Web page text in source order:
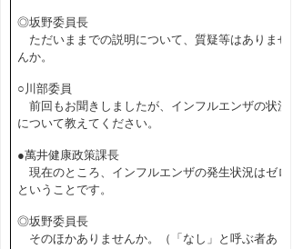
◎坂野委員長
ただいままでの説明について、質疑等はありませ
んか。
○川部委員
前回もお聞きしましたが、インフルエンザの状況
について教えてください。
●萬井健康政策課長
現在のところ、インフルエンザの発生状況はゼロ
ということです。
◎坂野委員長
そのほかありませんか。（「なし」と呼ぶ者あ